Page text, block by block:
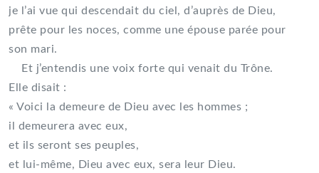
je l’ai vue qui descendait du ciel, d’auprès de Dieu,
prête pour les noces, comme une épouse parée pour
son mari.
Et j’entendis une voix forte qui venait du Trône.
Elle disait :
« Voici la demeure de Dieu avec les hommes ;
il demeurera avec eux,
et ils seront ses peuples,
et lui-même, Dieu avec eux, sera leur Dieu.